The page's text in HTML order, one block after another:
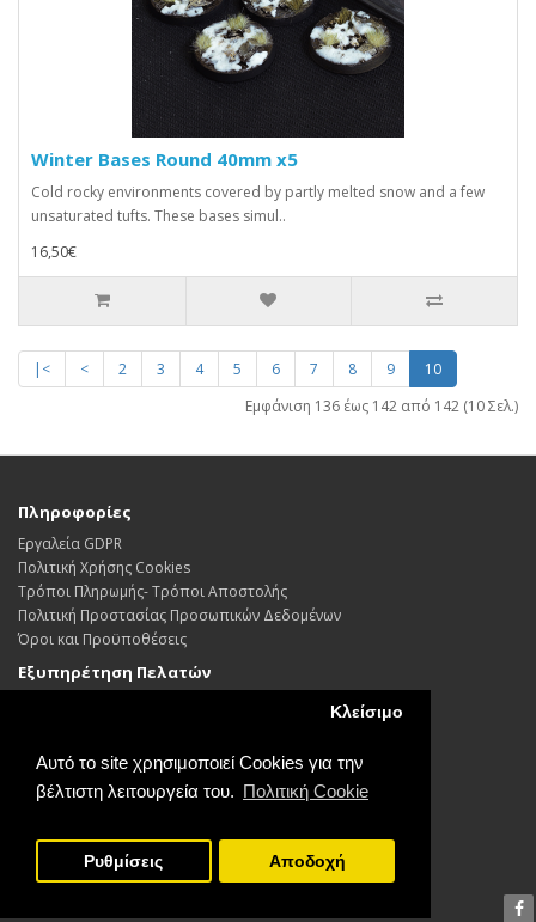
Αυτό το site χρησιμοποιεί Cookies για την
βέλτιστη λειτουργεία του. Πολιτική Cookie
Κλείσιμο
Ρυθμίσεις Αποδοχή
Winter Bases Round 40mm x5
Cold rocky environments covered by partly melted snow and a few
unsaturated tufts. These bases simul..
16,50€
|< < 2 3 4 5 6 7 8 9
10
Εμφάνιση 136 έως 142 από 142 (10 Σελ.)
Πληροφορίες
Εργαλεία GDPR
Πολιτική Χρήσης Cookies
Τρόποι Πληρωμής- Τρόποι Αποστολής
Πολιτική Προστασίας Προσωπικών Δεδoμένων
Όροι και Προϋποθέσεις
Εξυπηρέτηση Πελατών
Χάρτης Ιστότοπου
Λογαριασμός
Παραγγελία
Λίστα Αγαπημένων
Εγγραφή / διαγραφή απο το newsletter